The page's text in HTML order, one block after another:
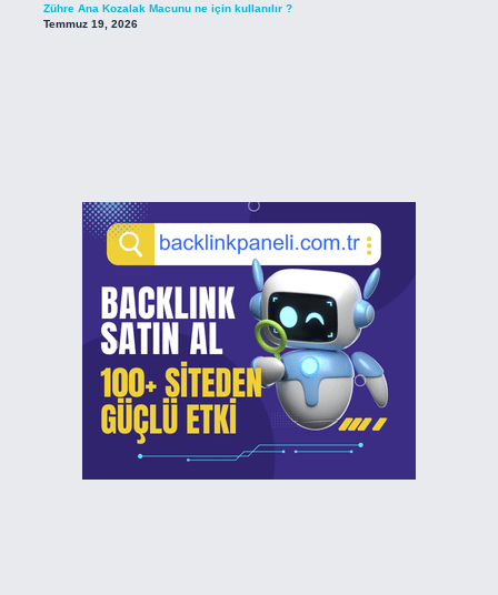
Zühre Ana Kozalak Macunu ne için kullanılır ?
Temmuz 19, 2026